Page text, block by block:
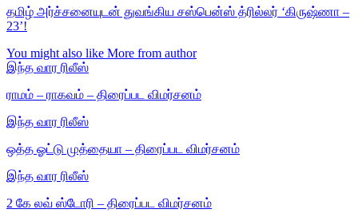
தமிழ் அர்ச்சனையுடன் துவங்கிய சஸ்பென்ஸ் த்ரில்லர் ‘கிருஷ்ணா –
23’!
You might also like More from author
இந்த வார ரிலீஸ்
ராமம் – ராகவம் – திரைப்பட விமர்சனம்
இந்த வார ரிலீஸ்
ஒத்த ஓட்டு முத்தையா – திரைப்பட விமர்சனம்
இந்த வார ரிலீஸ்
2 கே லவ் ஸ்டோரி – திரைப்பட விமர்சனம்